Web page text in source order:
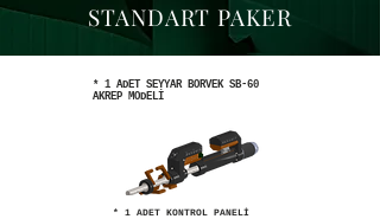
STANDART PAKER
* 1 ADET SEYYAR BORVEK SB-60
AKREP MODELİ
* 1 ADET KONTROL PANELİ